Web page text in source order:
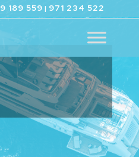
189 559 | 971 234 522
YATES EN